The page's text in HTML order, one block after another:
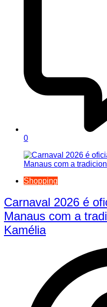
0
Shopping
Carnaval 2026 é
Manaus com a
Kamélia